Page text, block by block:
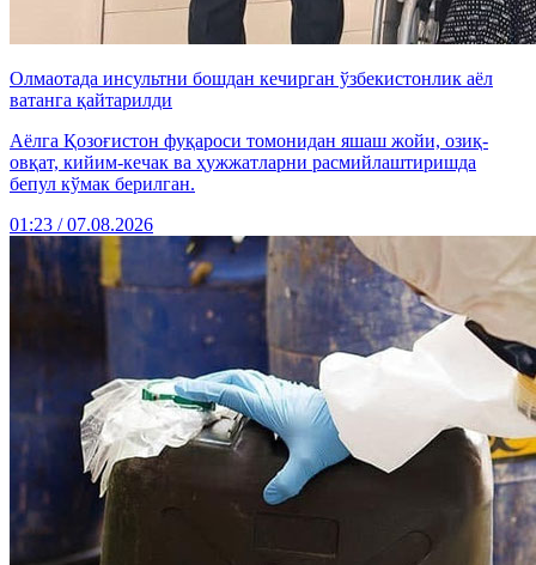
Олмаотада инсультни бошдан кечирган ўзбекистонлик аёл
ватанга қайтарилди
Аёлга Қозоғистон фуқароси томонидан яшаш жойи, озиқ-
овқат, кийим-кечак ва ҳужжатларни расмийлаштиришда
бепул кўмак берилган.
01:23 / 07.08.2026